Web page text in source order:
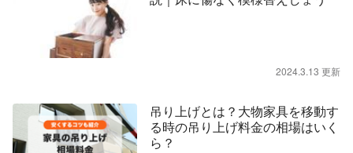
2024.3.13 更新
吊り上げとは？大物家具を移動す
る時の吊り上げ料金の相場はいく
ら？